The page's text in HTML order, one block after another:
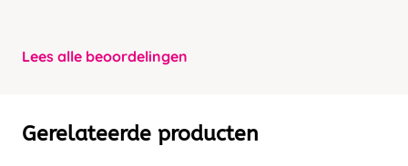
Lees alle beoordelingen
Gerelateerde producten